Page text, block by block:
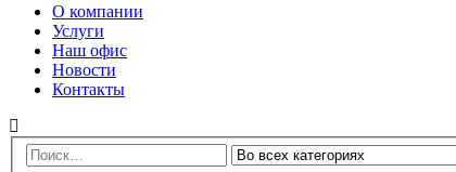
О компании
Услуги
Наш офис
Новости
Контакты